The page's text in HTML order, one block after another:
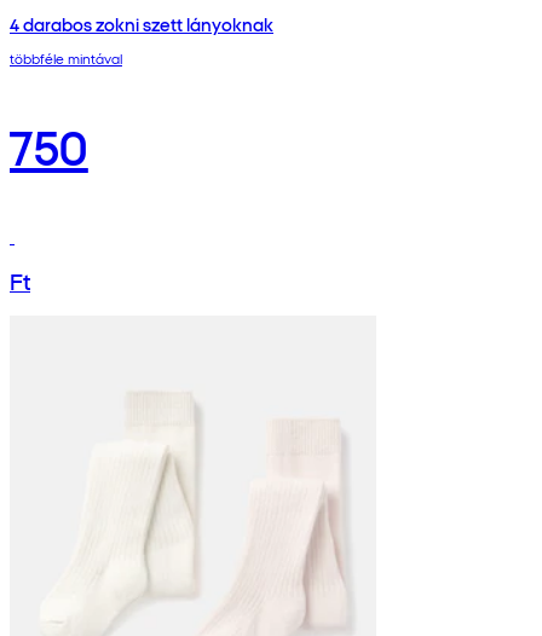
4 darabos zokni szett lányoknak
többféle mintával
750
Ft